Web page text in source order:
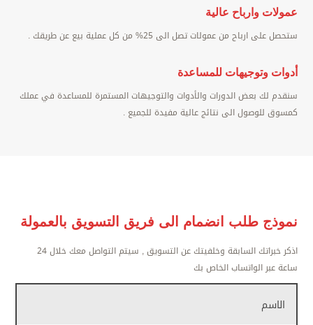
عمولات وارباح عالية
ستحصل على ارباح من عمولات تصل الى 25% من كل عملية بيع عن طريقك .
أدوات وتوجيهات للمساعدة
سنقدم لك بعض الدورات والأدوات والتوجيهات المستمرة للمساعدة في عملك
كمسوق للوصول الى نتائج عالية مفيدة للجميع .
نموذج طلب انضمام الى فريق التسويق بالعمولة
اذكر خبراتك السابقة وخلفيتك عن التسويق , سيتم التواصل معك خلال 24
ساعة عبر الواتساب الخاص بك